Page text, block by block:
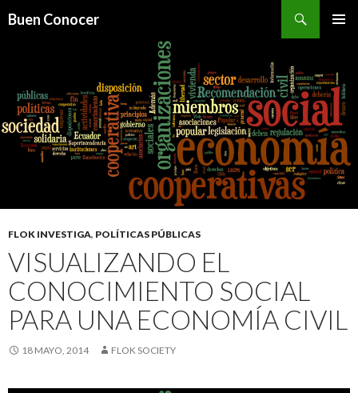
Buen Conocer
FLOK INVESTIGA, POLÍTICAS PÚBLICAS
VISUALIZANDO EL
CONOCIMIENTO SOCIAL
PARA UNA ECONOMÍA CIVIL
18 MAYO, 2014 FLOK SOCIETY